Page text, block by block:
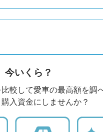
今いくら？
較して愛車の最高額を調
入資金にしませんか？